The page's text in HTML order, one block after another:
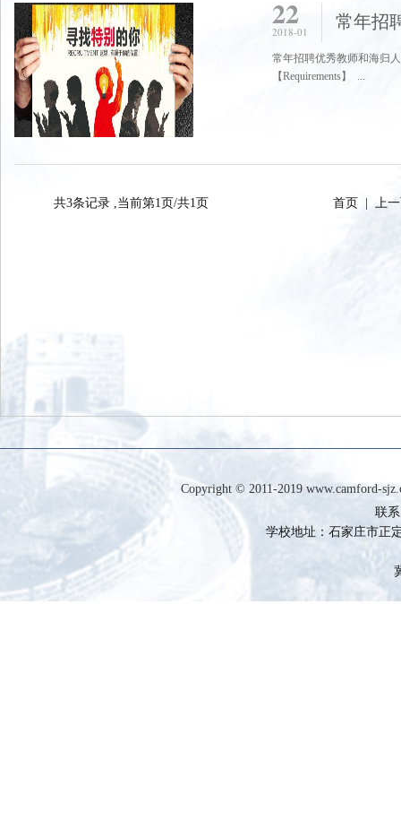
22
2018-01
常年招
常年招聘优秀教师和海归人
【Requirements】 ...
共3条记录 ,当前第1页/共1页 首页 上
Copyright © 2011-2019 www.camford-
联
学校地址：石家庄市正